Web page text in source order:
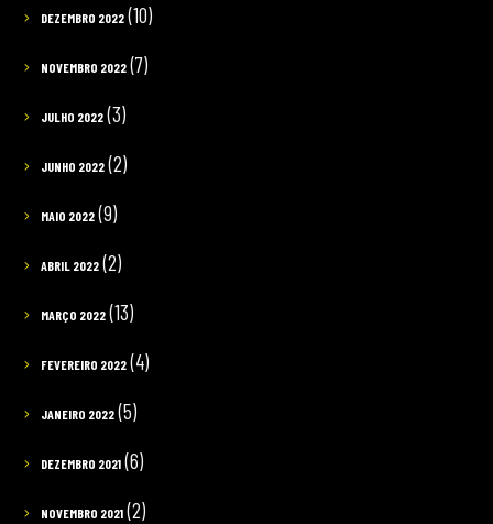
DEZEMBRO 2022(10)
NOVEMBRO 2022(7)
JULHO 2022(3)
JUNHO 2022(2)
MAIO 2022(9)
ABRIL 2022(2)
MARÇO 2022(13)
FEVEREIRO 2022(4)
JANEIRO 2022(5)
DEZEMBRO 2021(6)
NOVEMBRO 2021(2)